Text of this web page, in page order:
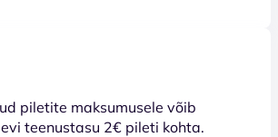
piletite maksumusele võib
teenustasu 2€ pileti kohta.